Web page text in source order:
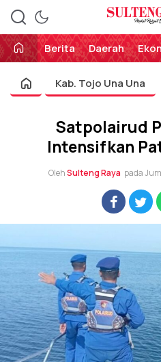
Sulteng
Perekat
Berita
Daerah
Kab. Tojo Una Una
Satpolairud
Intensifkan
OlehSulteng Raya pada